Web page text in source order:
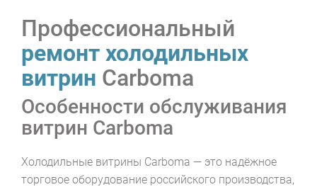
Профессиональный
ремонт холодильных
витрин Carboma
Особенности обслуживания
витрин Carboma
Холодильные витрины Carboma — это надёжное
торговое оборудование российского производства,